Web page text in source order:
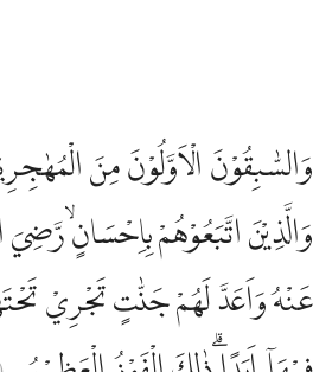
وَالسّٰبِقُوْنَ الْاَوَّلُوْنَ مِنَ
وَالَّذِيْنَ اتَّبَعُوْهُمْ بِاِحْسَانٍۙ رَّضِيَ
عَنْهُ وَاَعَدَّ لَهُمْ جَنّٰتٍ تَجْرِيْ